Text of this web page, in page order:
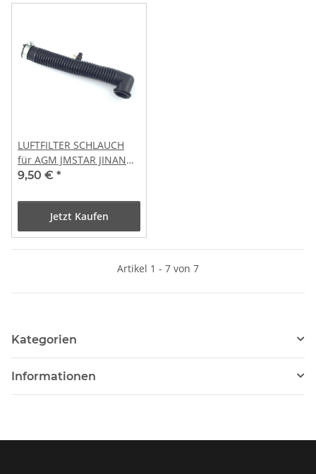
LUFTFILTER SCHLAUCH
für AGM JMSTAR JINAN
QINGQI SHENKE REX RS
9,50 € *
Jetzt Kaufen
Artikel 1 - 7 von 7
Kategorien
Informationen